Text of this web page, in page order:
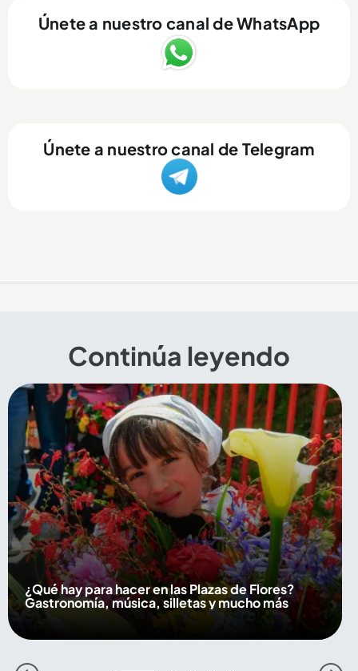
Únete a nuestro canal de WhatsApp
Únete a nuestro canal de Telegram
Continúa leyendo
¿Qué hay para hacer en las Plazas de Flores?
Gastronomía, música, silletas y mucho más